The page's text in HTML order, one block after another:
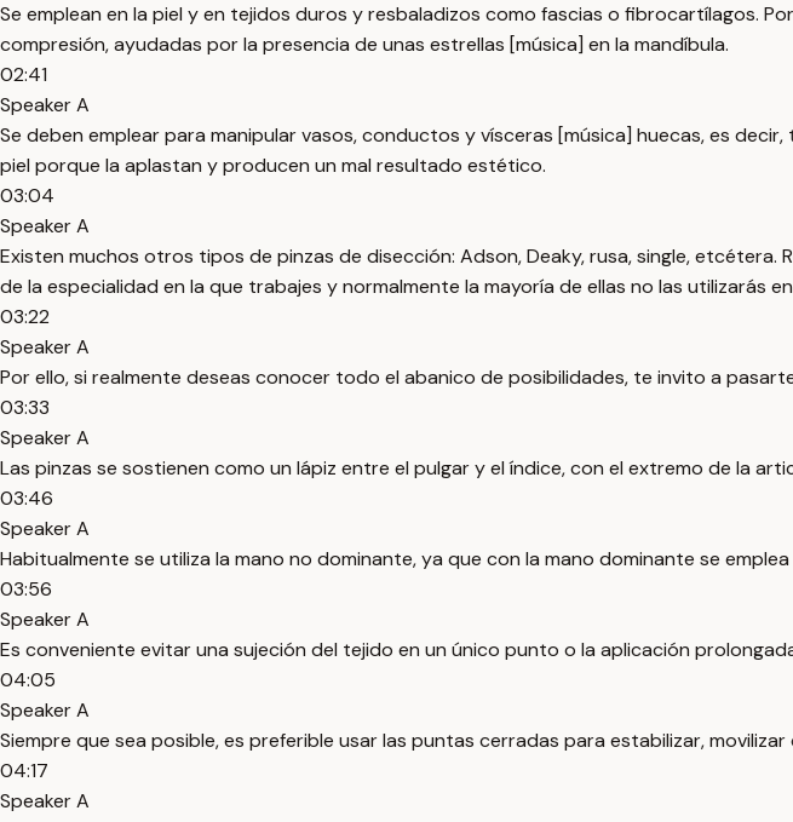
Se emplean en la piel y en tejidos duros y resbaladizos como fascias o fibrocartílagos.
compresión, ayudadas por la presencia de unas estrellas [música] en la mandíbula.
02:41
Speaker A
Se deben emplear para manipular vasos, conductos y vísceras [música] huecas, es
piel porque la aplastan y producen un mal resultado estético.
03:04
Speaker A
Existen muchos otros tipos de pinzas de disección: Adson, Deaky, rusa, single,
de la especialidad en la que trabajes y normalmente la mayoría de ellas no las utilizarás
03:22
Speaker A
Por ello, si realmente deseas conocer todo el abanico de posibilidades, te invito a
03:33
Speaker A
Las pinzas se sostienen como un lápiz entre el pulgar y el índice, con el extremo de la
03:46
Speaker A
Habitualmente se utiliza la mano no dominante, ya que con la mano dominante se
03:56
Speaker A
Es conveniente evitar una sujeción del tejido en un único punto o la aplicación
04:05
Speaker A
Siempre que sea posible, es preferible usar las puntas cerradas para estabilizar,
04:17
Speaker A